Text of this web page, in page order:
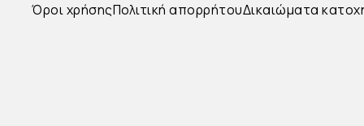
Όροι χρήσηςΠολιτική απορρήτουΔικαιώματα